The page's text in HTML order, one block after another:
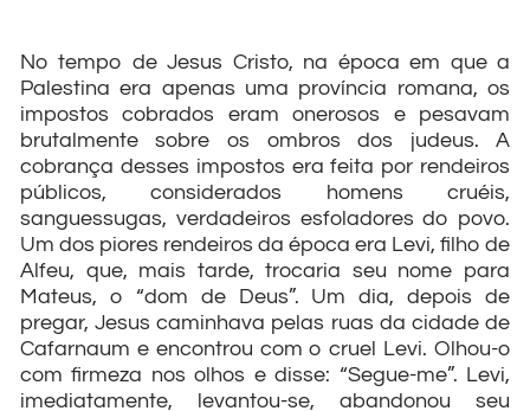
No tempo de Jesus Cristo, na época em que a
Palestina era apenas uma província romana, os
impostos cobrados eram onerosos e pesavam
brutalmente sobre os ombros dos judeus. A
cobrança desses impostos era feita por rendeiros
públicos, considerados homens cruéis,
sanguessugas, verdadeiros esfoladores do povo.
Um dos piores rendeiros da época era Levi, filho de
Alfeu, que, mais tarde, trocaria seu nome para
Mateus, o “dom de Deus”. Um dia, depois de
pregar, Jesus caminhava pelas ruas da cidade de
Cafarnaum e encontrou com o cruel Levi. Olhou-o
com firmeza nos olhos e disse: “Segue-me”. Levi,
imediatamente, levantou-se, abandonou seu